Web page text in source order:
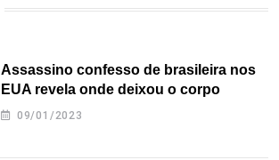
Assassino confesso de brasileira nos
EUA revela onde deixou o corpo
09/01/2023